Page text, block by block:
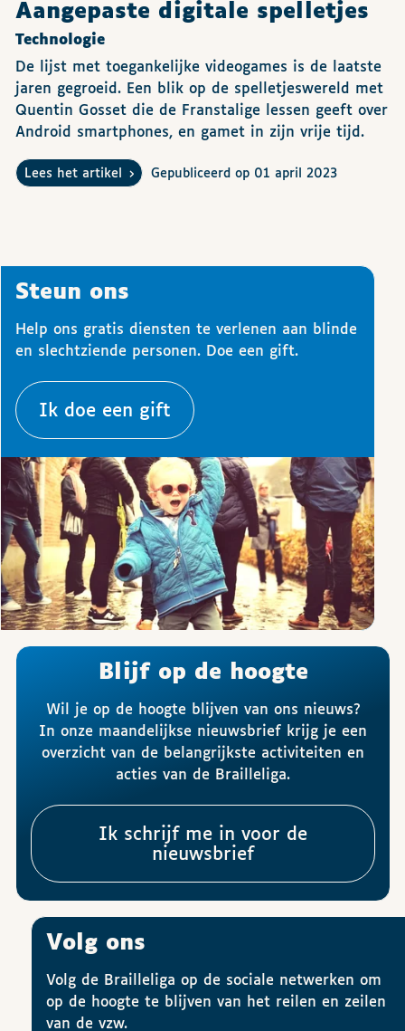
Aangepaste digitale spelletjes
Technologie
De lijst met toegankelijke videogames is de laatste
jaren gegroeid. Een blik op de spelletjeswereld met
Quentin Gosset die de Franstalige lessen geeft over
Android smartphones, en gamet in zijn vrije tijd.
Lees het artikel Gepubliceerd op 01 april 2023
Steun ons
Help ons gratis diensten te verlenen aan blinde
en slechtziende personen. Doe een gift.
Ik doe een gift
Blijf op de hoogte
Wil je op de hoogte blijven van ons nieuws?
In onze maandelijkse nieuwsbrief krijg je een
overzicht van de belangrijkste activiteiten en
acties van de Brailleliga.
Ik schrijf me in voor de
nieuwsbrief
Volg ons
Volg de Brailleliga op de sociale netwerken om
op de hoogte te blijven van het reilen en zeilen
van de vzw.